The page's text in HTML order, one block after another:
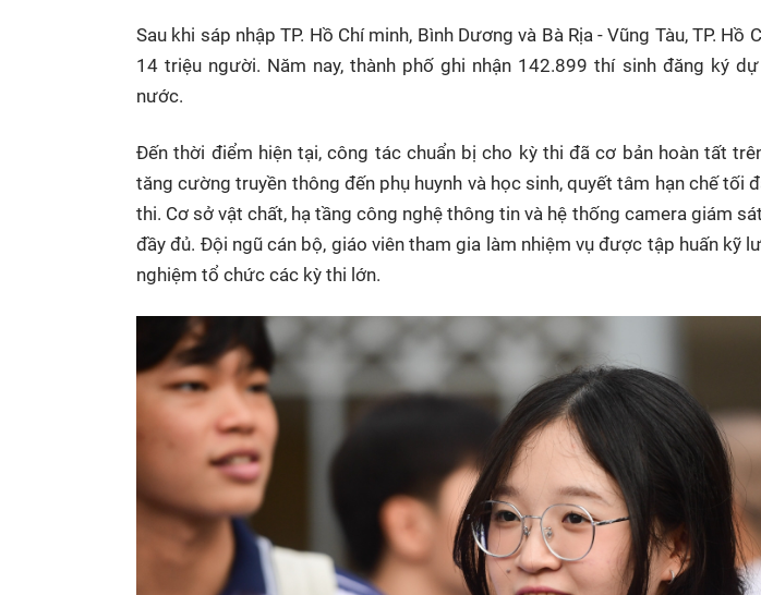
Các show khác
Các chương trình
Sau khi sáp nhậpTP. Hồ Chí minh, Bình Dương và Bà Rịa - Vũng Tàu,TP. Hồ
14 triệu người. Năm nay, thành phố ghi nhận 142.899 thí sinh đăng ký
nước.
Đến thời điểm hiện tại, công tác chuẩn bị cho kỳ thi đã cơ bản hoàn tất
tăng cường truyền thông đến phụ huynh và học sinh, quyết tâm hạn chế tối
thi. Cơ sở vật chất, hạ tầng công nghệ thông tin và hệ thống camera giám
đầy đủ. Đội ngũ cán bộ, giáo viên tham gia làm nhiệm vụ được tập huấn kỹ
nghiệm tổ chức các kỳ thi lớn.